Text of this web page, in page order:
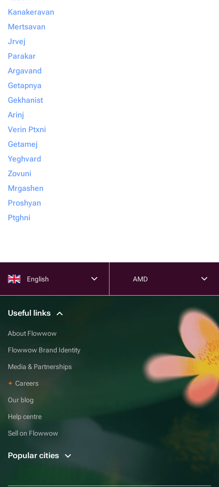
Kanakeravan
Mertsavan
Jrvej
Parakar
Argavand
Getapnya
Gekhanist
Arinj
Verin Ptxni
Getamej
Yeghvard
Zovuni
Mrgashen
Proshyan
Ptghni
English AMD
Useful links
About Flowwow
Flowwow Brand Identity
Media & Partnerships
Careers
Our blog
Help centre
Sell on Flowwow
Popular cities